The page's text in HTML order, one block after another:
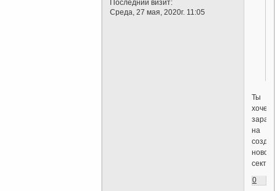
Последний визит:
Среда, 27 мая, 2020г. 11:05
Ты
на
новой
0